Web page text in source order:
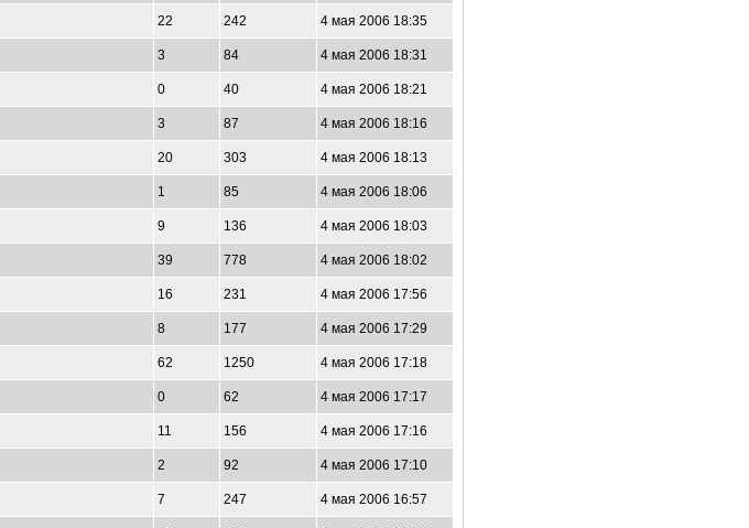
22 242 4 мая 2006 18:35
3 84 4 мая 2006 18:31
0 40 4 мая 2006 18:21
3 87 4 мая 2006 18:16
20 303 4 мая 2006 18:13
1 85 4 мая 2006 18:06
9 136 4 мая 2006 18:03
39 778 4 мая 2006 18:02
16 231 4 мая 2006 17:56
8 177 4 мая 2006 17:29
62 1250 4 мая 2006 17:18
0 62 4 мая 2006 17:17
11 156 4 мая 2006 17:16
2 92 4 мая 2006 17:10
7 247 4 мая 2006 16:57